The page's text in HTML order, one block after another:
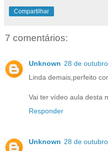
Compartilhar
7 comentários:
Unknown 28 de
Linda demais,perfeito
Vai ter vídeo aula desta
Responder
Unknown 28 de